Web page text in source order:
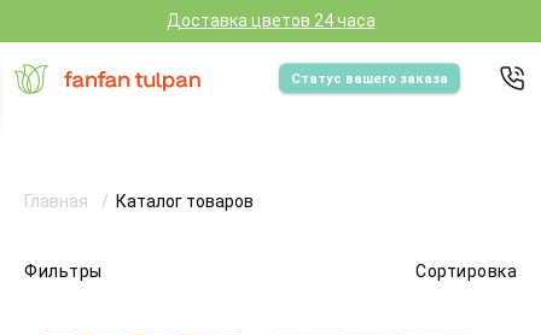
Доставка цветов 24 часа
Статус вашего заказа
Фильтры Сортировка
Главная Каталог товаров